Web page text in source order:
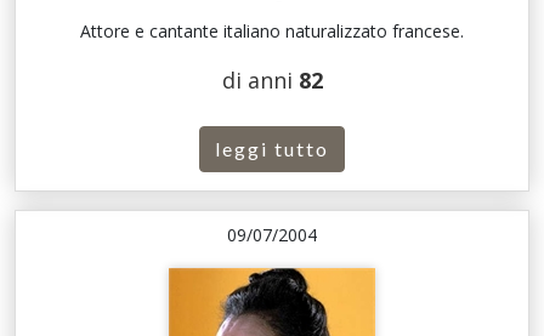
Attore e cantante italiano naturalizzato francese.
di anni 82
leggi tutto
09/07/2004